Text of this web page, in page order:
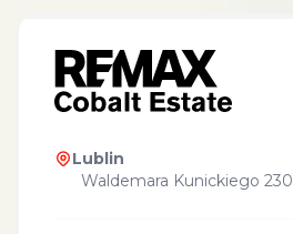
Lublin
Waldemara Kunickiego 230